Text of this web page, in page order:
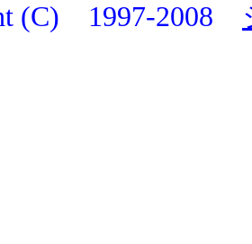
(C) 1997-2008